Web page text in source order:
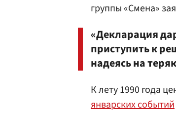
группы «Смена»
«Декларация
приступить к
надеясь на
К лету 1990 года
январских событий